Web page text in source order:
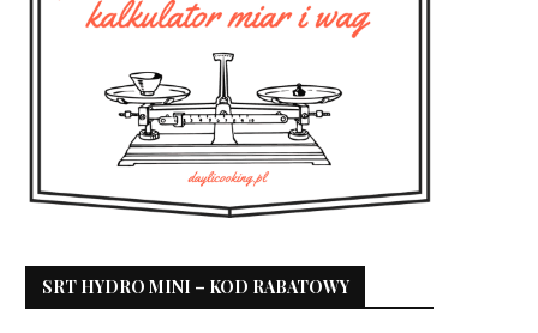
SRT HYDRO MINI – KOD RABATOWY